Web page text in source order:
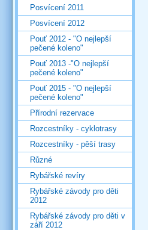
Posvícení 2011
Posvícení 2012
Pouť 2012 - "O nejlepší
pečené koleno"
Pouť 2013 -"O nejlepší
pečené koleno"
Pouť 2015 - "O nejlepší
pečené koleno"
Přírodní rezervace
Rozcestníky - cyklotrasy
Rozcestníky - pěší trasy
Různé
Rybářské revíry
Rybářské závody pro děti
2012
Rybářské závody pro děti v
září 2012